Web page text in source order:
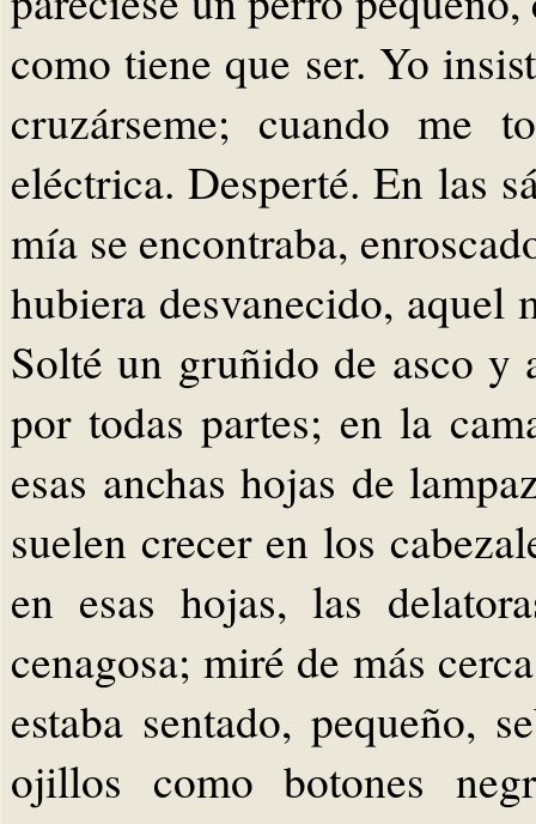
como tiene que ser. Yo
cruzárseme; cuando me
eléctrica. Desperté. En las
mía se encontraba,
hubiera desvanecido, aquel
Solté un gruñido de asco y
por todas partes; en la
esas anchas hojas de
suelen crecer en los
en esas hojas, las
cenagosa; miré de más
estaba sentado, pequeño,
ojillos como botones